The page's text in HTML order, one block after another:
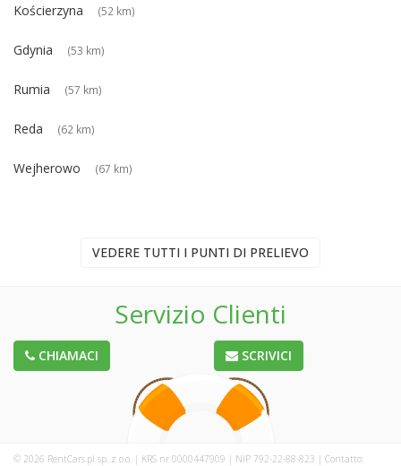
Kościerzyna (52 km)
Gdynia (53 km)
Rumia (57 km)
Reda (62 km)
Wejherowo (67 km)
VEDERE TUTTI I PUNTI DI PRELIEVO
Servizio Clienti
CHIAMACI SCRIVICI
© 2026 RentCars.pl sp. z o.o. | KRS nr 0000447909 | NIP 792-22-88-823 | Contatto: